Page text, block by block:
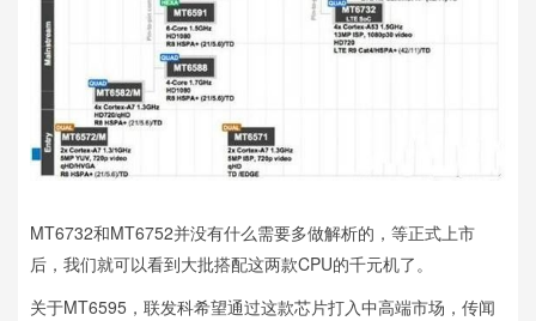
MT6732和MT6752并没有什么需要多做解析的，等正式上市
后，我们就可以看到大批搭配这两款CPU的千元机了。
关于MT6595，联发科希望通过这款芯片打入中高端市场，传闻